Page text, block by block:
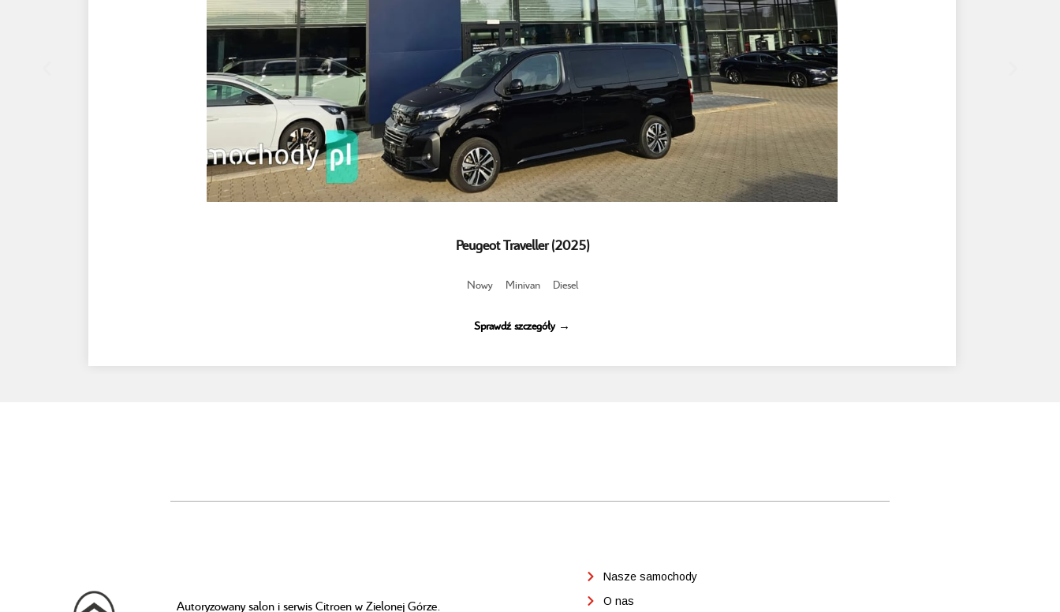
Peugeot Traveller (2025)
Nowy Minivan Diesel
Sprawdź szczegóły →
Autoryzowany salon i serwis Citroen w Zielonej Górze.
Nasze samochody
O nas